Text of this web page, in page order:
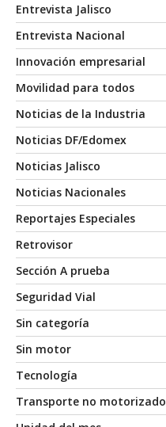
Entrevista Jalisco
Entrevista Nacional
Innovación empresarial
Movilidad para todos
Noticias de la Industria
Noticias DF/Edomex
Noticias Jalisco
Noticias Nacionales
Reportajes Especiales
Retrovisor
Sección A prueba
Seguridad Vial
Sin categoría
Sin motor
Tecnología
Transporte no motorizado